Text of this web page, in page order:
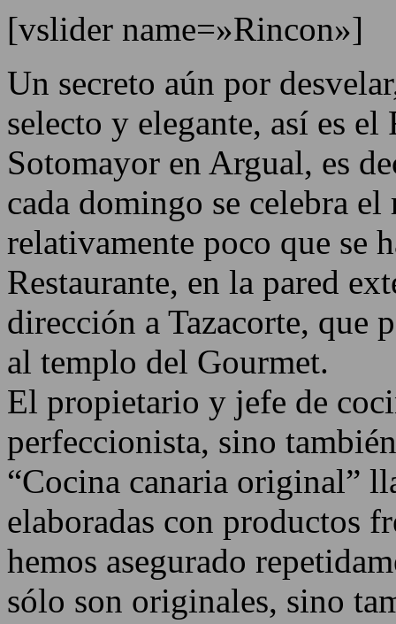
[vslider name=»Rincon»]
Un secreto aún por
selecto y elegante, así es
Sotomayor en Argual, es
cada domingo se celebra
relativamente poco que se
Restaurante, en la pared
dirección a Tazacorte, que
al templo del Gourmet.
El propietario y jefe de
perfeccionista, sino
“Cocina canaria original”
elaboradas con productos
hemos asegurado
sólo son originales, sino